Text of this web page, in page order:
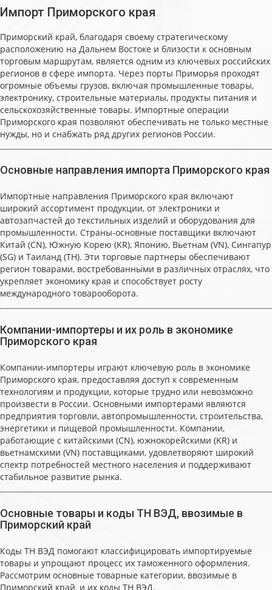
Импорт Приморского края
Приморский край, благодаря своему стратегическому
расположению на Дальнем Востоке и близости к основным
торговым маршрутам, является одним из ключевых российских
регионов в сфере импорта. Через порты Приморья проходят
огромные объемы грузов, включая промышленные товары,
электронику, строительные материалы, продукты питания и
сельскохозяйственные товары. Импортные операции
Приморского края позволяют обеспечивать не только местные
нужды, но и снабжать ряд других регионов России.
Основные направления импорта Приморского края
Импортные направления Приморского края включают
широкий ассортимент продукции, от электроники и
автозапчастей до текстильных изделий и оборудования для
промышленности. Страны-основные поставщики включают
Китай (CN), Южную Корею (KR), Японию, Вьетнам (VN), Сингапур
(SG) и Таиланд (TH). Эти торговые партнеры обеспечивают
регион товарами, востребованными в различных отраслях, что
укрепляет экономику края и способствует росту
международного товарооборота.
Компании-импортеры и их роль в экономике
Приморского края
Компании-импортеры играют ключевую роль в экономике
Приморского края, предоставляя доступ к современным
технологиям и продукции, которые трудно или невозможно
произвести в России. Основными импортерами являются
предприятия торговли, автопромышленности, строительства,
энергетики и пищевой промышленности. Компании,
работающие с китайскими (CN), южнокорейскими (KR) и
вьетнамскими (VN) поставщиками, удовлетворяют широкий
спектр потребностей местного населения и поддерживают
стабильное развитие рынка.
Основные товары и коды ТН ВЭД, ввозимые в
Приморский край
Коды ТН ВЭД помогают классифицировать импортируемые
товары и упрощают процесс их таможенного оформления.
Рассмотрим основные товарные категории, ввозимые в
Приморский край, и их коды ТН ВЭД.